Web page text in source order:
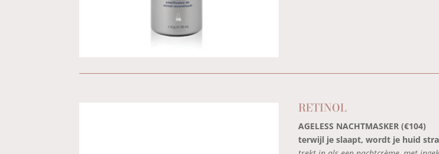
RETINOL
AGELESS NACHTMASKER (€104)
terwijl je slaapt, wordt je huid